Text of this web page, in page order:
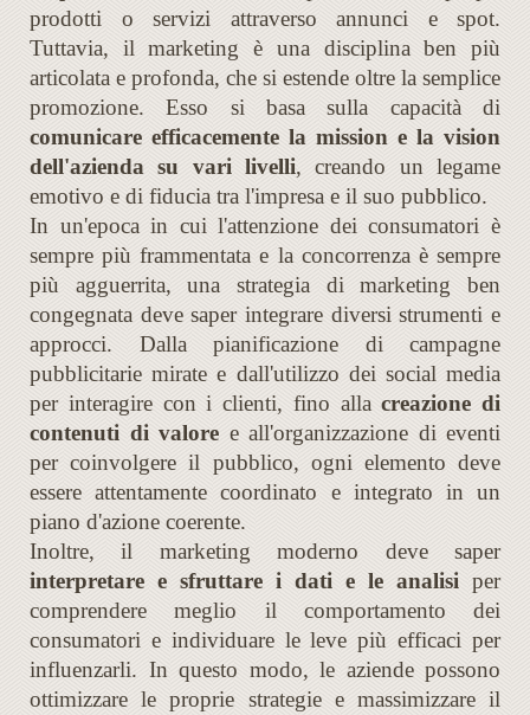
prodotti o servizi attraverso annunci e spot.
Tuttavia, il marketing è una disciplina ben più
articolata e profonda, che si estende oltre la semplice
promozione. Esso si basa sulla capacità di
comunicare efficacemente la mission e la vision
dell'azienda su vari livelli, creando un legame
emotivo e di fiducia tra l'impresa e il suo pubblico.
In un'epoca in cui l'attenzione dei consumatori è
sempre più frammentata e la concorrenza è sempre
più agguerrita, una strategia di marketing ben
congegnata deve saper integrare diversi strumenti e
approcci. Dalla pianificazione di campagne
pubblicitarie mirate e dall'utilizzo dei social media
per interagire con i clienti, fino allacreazione di
contenuti di valore e all'organizzazione di eventi
per coinvolgere il pubblico, ogni elemento deve
essere attentamente coordinato e integrato in un
piano d'azione coerente.
Inoltre, il marketing moderno deve saper
interpretare e sfruttare i dati e le analisi per
comprendere meglio il comportamento dei
consumatori e individuare le leve più efficaci per
influenzarli. In questo modo, le aziende possono
ottimizzare le proprie strategie e massimizzare il